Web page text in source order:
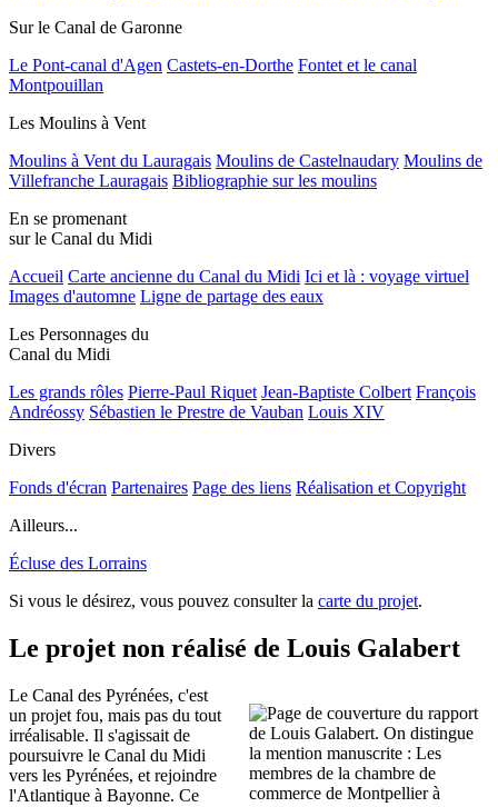
Sur le Canal de Garonne
Le Pont-canal d'Agen Castets-en-Dorthe Fontet et le canal
Montpouillan
Les Moulins à Vent
Moulins à Vent du Lauragais Moulins de Castelnaudary Moulins de
Villefranche Lauragais Bibliographie sur les moulins
En se promenant
sur le Canal du Midi
Accueil Carte ancienne du Canal du Midi Ici et là : voyage virtuel
Images d'automne Ligne de partage des eaux
Les Personnages du
Canal du Midi
Les grands rôles Pierre-Paul Riquet Jean-Baptiste Colbert François
Andréossy Sébastien le Prestre de Vauban Louis XIV
Divers
Fonds d'écran Partenaires Page des liens Réalisation et Copyright
Ailleurs...
Écluse des Lorrains
Si vous le désirez, vous pouvez consulter la carte du projet.
Le projet non réalisé de Louis Galabert
Le Canal des Pyrénées, c'est
un projet fou, mais pas du tout
irréalisable. Il s'agissait de
poursuivre le Canal du Midi
vers les Pyrénées, et rejoindre
l'Atlantique à Bayonne. Ce